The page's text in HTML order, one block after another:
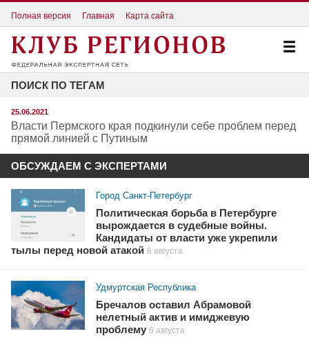
Полная версия Главная Карта сайта
ПОИСК ПО ТЕГАМ
25.06.2021
Власти Пермского края подкинули себе проблем перед
прямой линией с Путиным
ОБСУЖДАЕМ С ЭКСПЕРТАМИ
Город Санкт-Петербург
Политическая борьба в Петербурге
вырождается в судебные войны.
Кандидаты от власти уже укрепили
тылы перед новой атакой 6 августа
Удмуртская Республика
Бречалов оставил Абрамовой
нелетный актив и имиджевую
проблему 6 августа